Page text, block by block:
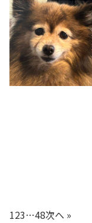
123…48次へ »